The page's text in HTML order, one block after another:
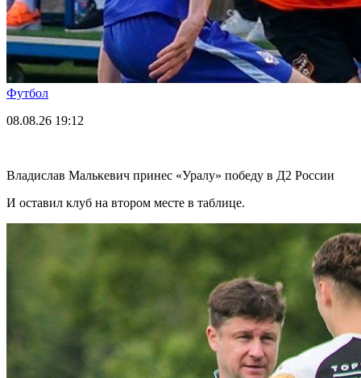
Футбол
08.08.26 19:12
Владислав Малькевич принес «Уралу» победу в Д2 России
И оставил клуб на втором месте в таблице.